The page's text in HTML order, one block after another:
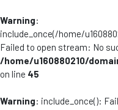
Warning:
include_once(/home/
Failed to open stream: No
/home/u160880210/
on line 45
Warning: include_once():